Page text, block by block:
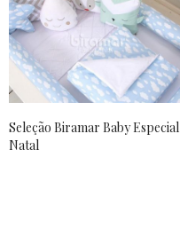
Seleção Biramar Baby Especial
Natal